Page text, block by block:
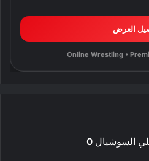
العرض
Online Wrestling •
علي السوشيال0